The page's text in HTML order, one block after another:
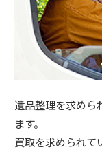
遺品整理を求めら
ます。
買取を求められて